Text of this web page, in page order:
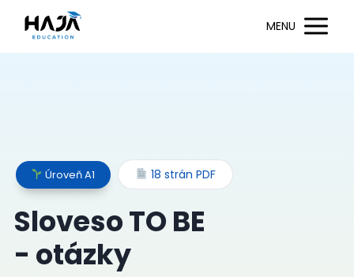
MENU
Úroveň A1 18 strán PDF
Sloveso TO BE
- otázky